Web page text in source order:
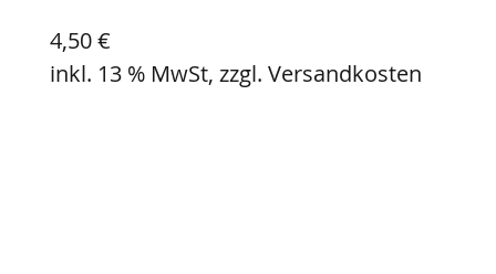
4,50 €
inkl. 13 % MwSt, zzgl. Versandkosten